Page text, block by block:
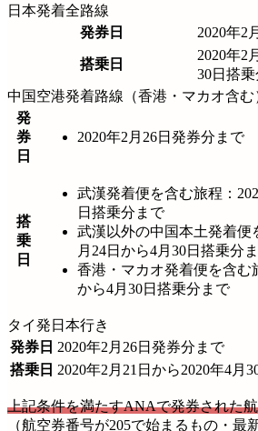
日本発着全路線
発券日
2020年2
搭乗日
2020年2
30日搭
中国空港発着路線（香港・マカオ含む
発
券
日
2020年2月26日発券分まで
搭
乗
日
武漢発着便を含む旅程：
日搭乗分まで
武漢以外の中国本土発着便
月24日から4月30日搭乗分
香港・マカオ発着便を含む
から4月30日搭乗分まで
タイ発日本行き
発券日 2020年2月26日発券分まで
搭乗日 2020年2月21日から2020年4月
上記条件を満たすANAで発券された
（航空券番号が205で始まるもの・最